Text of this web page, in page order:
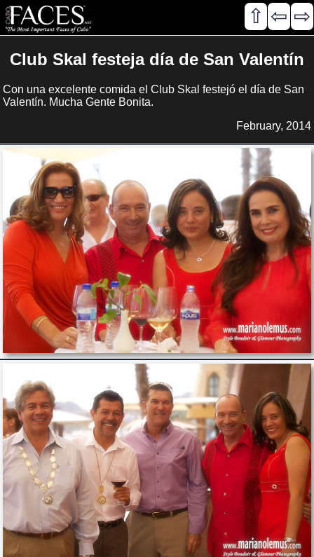
⇧ ⇦ ⇨
Club Skal festeja día de San Valentín
Con una excelente comida el Club Skal festejó el día de San
Valentín. Mucha Gente Bonita.
February, 2014